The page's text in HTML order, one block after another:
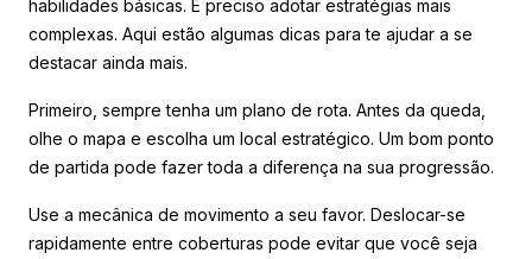
habilidades básicas. É preciso adotar estratégias mais
complexas. Aqui estão algumas dicas para te ajudar a se
destacar ainda mais.
Primeiro, sempre tenha um plano de rota. Antes da queda,
olhe o mapa e escolha um local estratégico. Um bom ponto
de partida pode fazer toda a diferença na sua progressão.
Use a mecânica de movimento a seu favor. Deslocar-se
rapidamente entre coberturas pode evitar que você seja